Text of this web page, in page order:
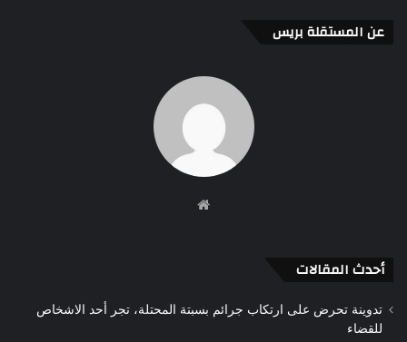
عن المستقلة بريس
أحدث المقالات
تدوينة تحرض على ارتكاب جرائم بسبتة المحتلة، تجر أحد الاشخاص
للقضاء